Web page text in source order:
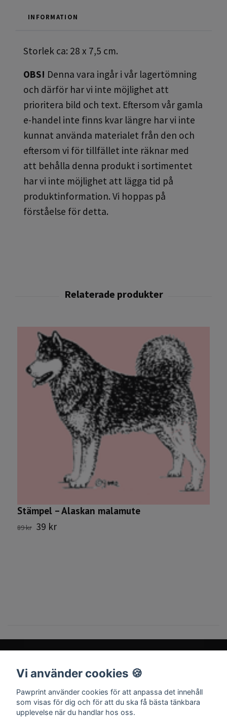
INFORMATION
Storlek ca: 28 x 7,5 cm.
OBS! Denna vara ingår i vår lagertömning
och därför har vi inte möjlighet att
prioritera bild och text. Eftersom vår gamla
e-handel inte finns kvar längre har vi inte
kunnat använda materialet från den och
eftersom vi för tillfället inte räknar med
att behålla denna produkt i sortimentet
har vi inte möjlighet att lägga tid på
produktinformation. Vi hoppas på
förståelse för detta.
Stämpel – Alaskan malamute
89 kr 39 kr
Sociala medier
Vi använder cookies 🍪
Pawprint använder cookies för att anpassa det innehåll
som visas för dig och för att du ska få bästa tänkbara
upplevelse när du handlar hos oss.